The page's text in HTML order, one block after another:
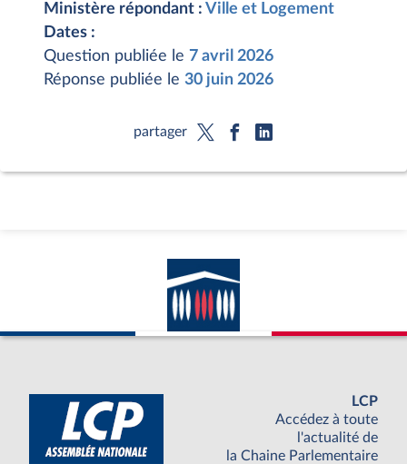
Ministère répondant : Ville et Logement
Dates :
Question publiée le 7 avril 2026
Réponse publiée le 30 juin 2026
partager
LCP
Accédez à toute
l'actualité de
la Chaine Parlementaire